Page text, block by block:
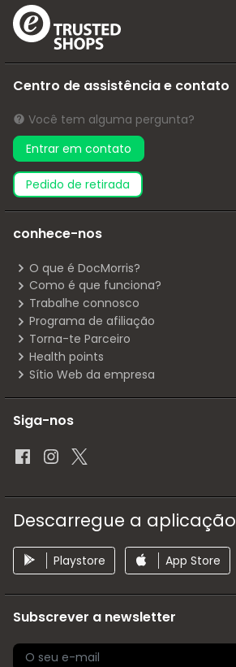
Centro de assistência e contato
Você tem alguma pergunta?
Entrar em contato
pedido de retirada
conhece-nos
O que é DocMorris?
Como é que funciona?
Trabalhe connosco
Programa de afiliação
Torna-te Parceiro
Health points
Sítio Web da empresa
Siga-nos
Descarregue a aplicação
Playstore App Store
Subscrever a newsletter